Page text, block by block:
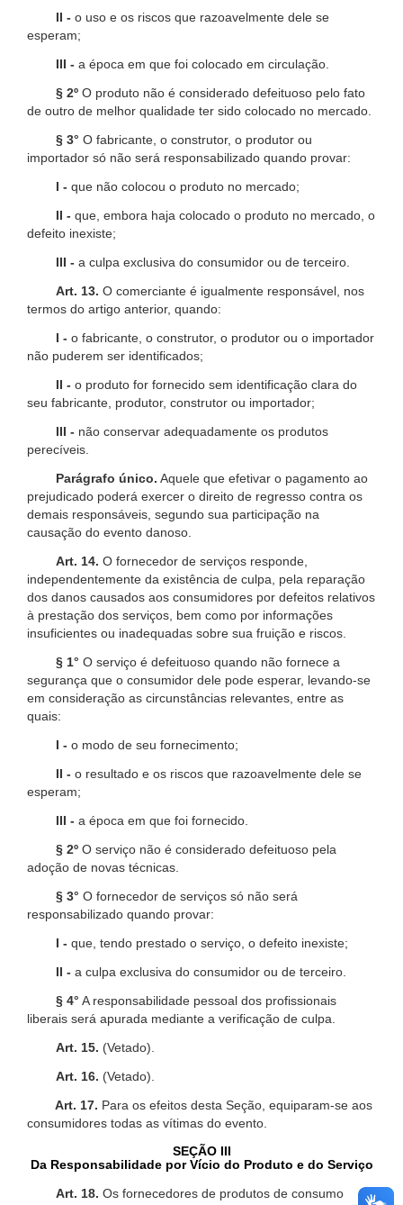
II - o uso e os riscos que razoavelmente dele se
esperam;
III - a época em que foi colocado em circulação.
§ 2º O produto não é considerado defeituoso pelo fato
de outro de melhor qualidade ter sido colocado no mercado.
§ 3° O fabricante, o construtor, o produtor ou
importador só não será responsabilizado quando provar:
I - que não colocou o produto no mercado;
II - que, embora haja colocado o produto no mercado, o
defeito inexiste;
III - a culpa exclusiva do consumidor ou de terceiro.
Art. 13. O comerciante é igualmente responsável, nos
termos do artigo anterior, quando:
I - o fabricante, o construtor, o produtor ou o importador
não puderem ser identificados;
II - o produto for fornecido sem identificação clara do
seu fabricante, produtor, construtor ou importador;
III - não conservar adequadamente os produtos
perecíveis.
Parágrafo único. Aquele que efetivar o pagamento ao
prejudicado poderá exercer o direito de regresso contra os
demais responsáveis, segundo sua participação na
causação do evento danoso.
Art. 14. O fornecedor de serviços responde,
independentemente da existência de culpa, pela reparação
dos danos causados aos consumidores por defeitos relativos
à prestação dos serviços, bem como por informações
insuficientes ou inadequadas sobre sua fruição e riscos.
§ 1° O serviço é defeituoso quando não fornece a
segurança que o consumidor dele pode esperar, levando-se
em consideração as circunstâncias relevantes, entre as
quais:
I - o modo de seu fornecimento;
II - o resultado e os riscos que razoavelmente dele se
esperam;
III - a época em que foi fornecido.
§ 2º O serviço não é considerado defeituoso pela
adoção de novas técnicas.
§ 3° O fornecedor de serviços só não será
responsabilizado quando provar:
I - que, tendo prestado o serviço, o defeito inexiste;
II - a culpa exclusiva do consumidor ou de terceiro.
§ 4° A responsabilidade pessoal dos profissionais
liberais será apurada mediante a verificação de culpa.
Art. 15. (Vetado).
Art. 16. (Vetado).
Art. 17. Para os efeitos desta Seção, equiparam-se aos
consumidores todas as vítimas do evento.
SEÇÃO III
Da Responsabilidade por Vício do Produto e do Serviço
Art. 18. Os fornecedores de produtos de consumo